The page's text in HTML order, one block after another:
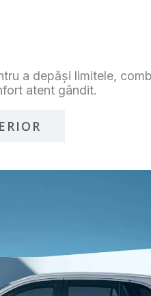
a depăși limitele,
atent gândit.